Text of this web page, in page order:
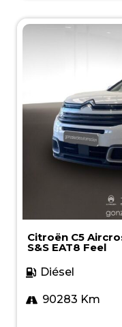
Citroën C5
S&S EAT8 Feel
Diésel
90283 Km